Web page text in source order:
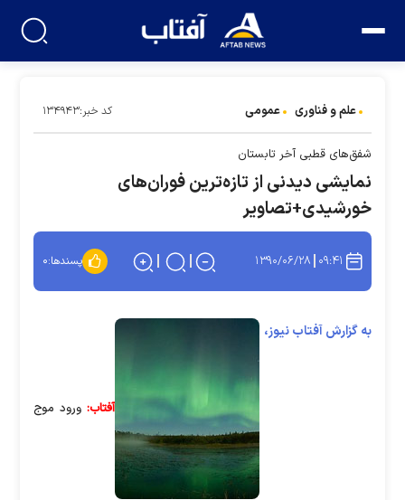
علم و فناوری عمومی کد خبر:۱۳۴۹۴۳
شفق‌های قطبی آخر تابستان
نمایشی دیدنی از تازه‌ترین فوران‌های
خورشیدی+تصاویر
۰۹:۴۱ ۱۳۹۰/۰۶/۲۸ پسندها:۰
به گزارش آفتاب نیوز،
آفتاب: ورود موج